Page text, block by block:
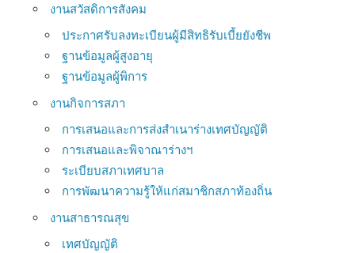
งานสวัสดิการสังคม
ประกาศรับลงทะเบียนผู้มีสิทธิรับเบี้ยยังชีพ
ฐานข้อมูลผู้สูงอายุ
ฐานข้อมูลผู้พิการ
งานกิจการสภา
การเสนอและการส่งสำเนาร่างเทศบัญญัติ
การเสนอและพิจาณาร่างฯ
ระเบียบสภาเทศบาล
การพัฒนาความรู้ให้แก่สมาชิกสภาท้องถิ่น
งานสาธารณสุข
เทศบัญญัติ